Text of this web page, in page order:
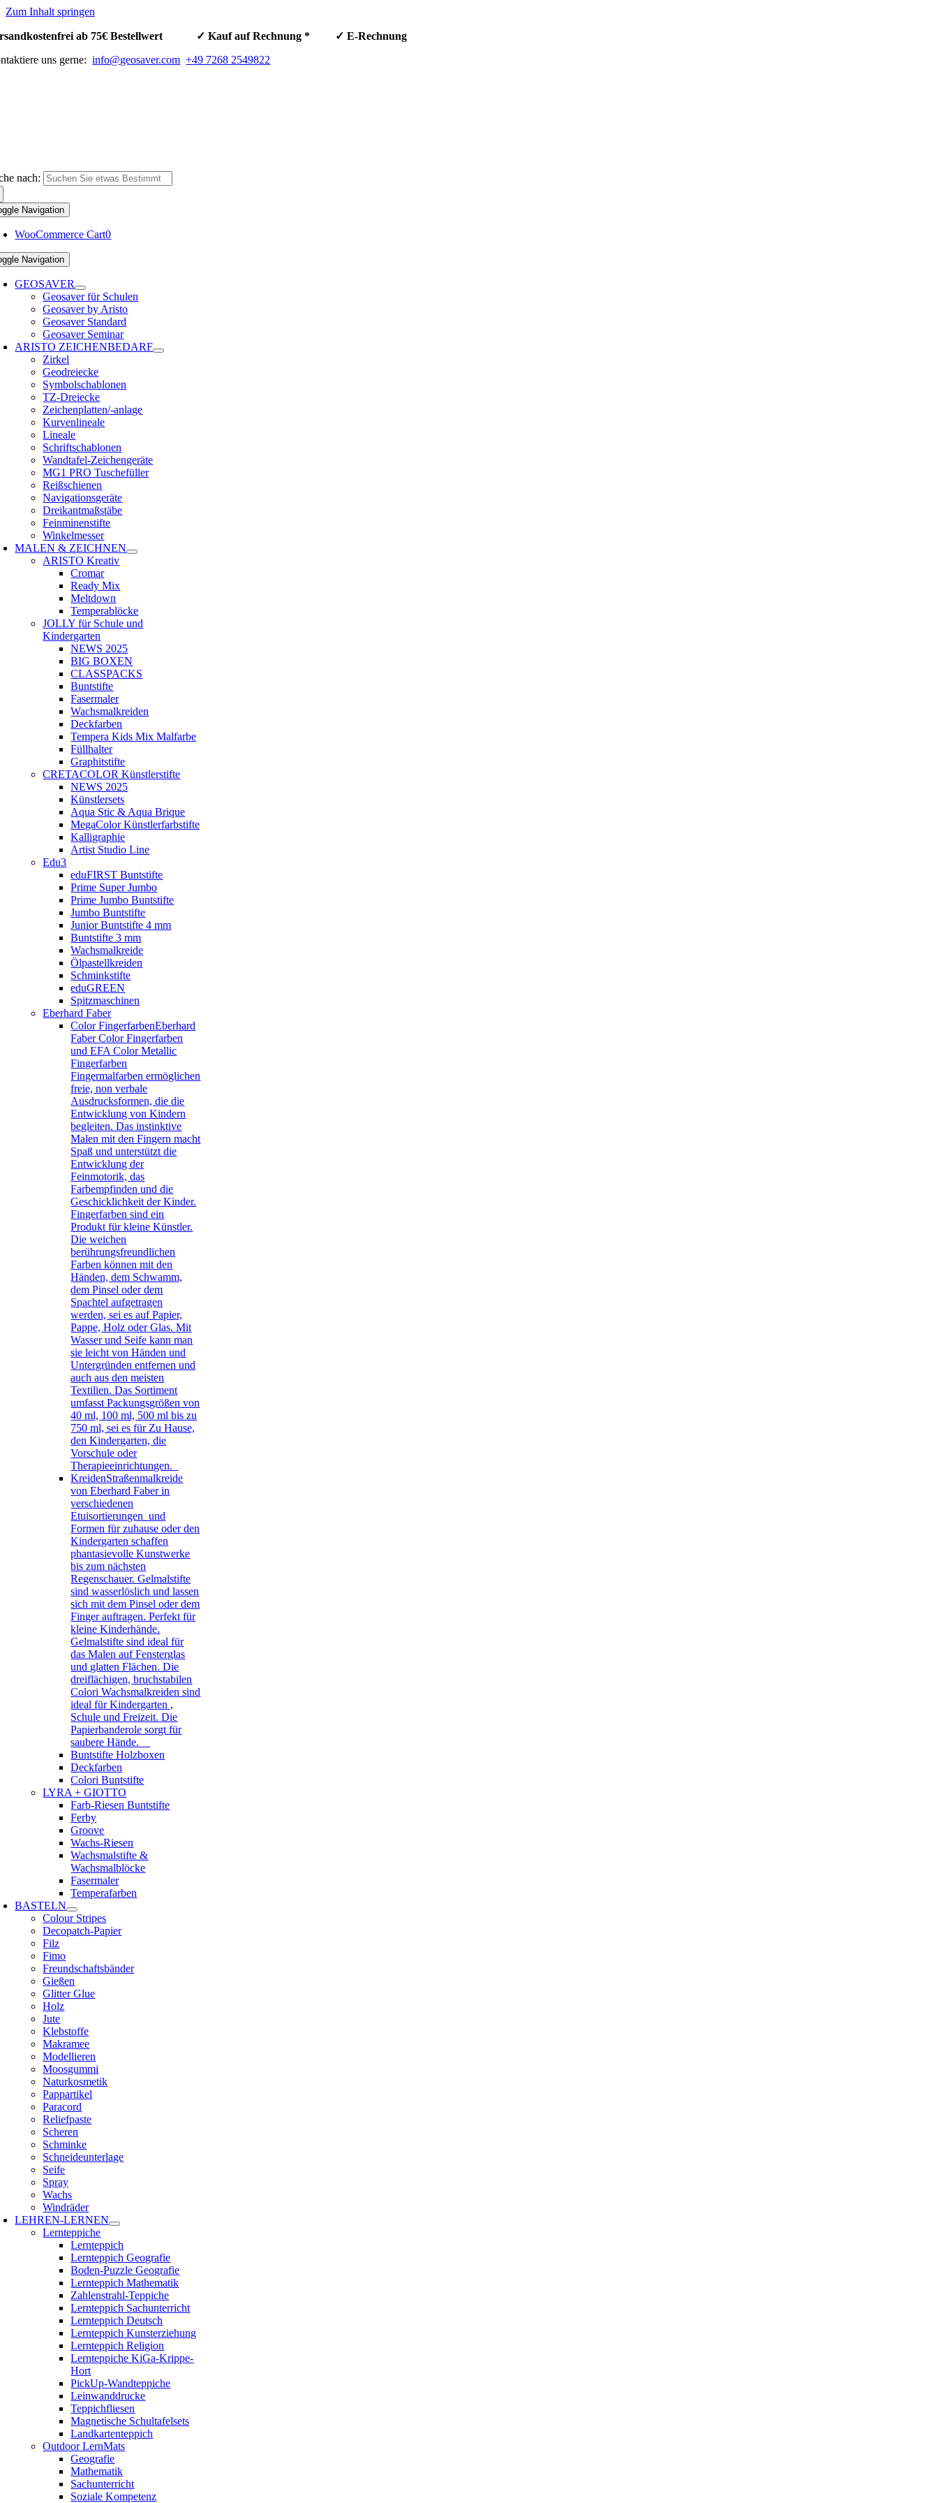
Zum Inhalt springen
ab 75€ Bestellwert ✓ Kauf auf Rechnung * ✓ E-Rechnung
uns gerne: info@geosaver.com +49 7268 2549822
nach:
Navigation
WooCommerce Cart0
Navigation
GEOSAVER
Geosaver für Schulen
Geosaver by Aristo
Geosaver Standard
Geosaver Seminar
ARISTO ZEICHENBEDARF
Zirkel
Geodreiecke
Symbolschablonen
TZ-Dreiecke
Zeichenplatten/-anlage
Kurvenlineale
Lineale
Schriftschablonen
Wandtafel-Zeichengeräte
MG1 PRO Tuschefüller
Reißschienen
Navigationsgeräte
Dreikantmaßstäbe
Feinminenstifte
Winkelmesser
MALEN & ZEICHNEN
ARISTO Kreativ
Cromar
Ready Mix
Meltdown
Temperablöcke
JOLLY für Schule und
Kindergarten
NEWS 2025
BIG BOXEN
CLASSPACKS
Buntstifte
Fasermaler
Wachsmalkreiden
Deckfarben
Tempera Kids Mix Malfarbe
Füllhalter
Graphitstifte
CRETACOLOR Künstlerstifte
NEWS 2025
Künstlersets
Aqua Stic & Aqua Brique
MegaColor Künstlerfarbstifte
Kalligraphie
Artist Studio Line
Edu3
eduFIRST Buntstifte
Prime Super Jumbo
Prime Jumbo Buntstifte
Jumbo Buntstifte
Junior Buntstifte 4 mm
Buntstifte 3 mm
Wachsmalkreide
Ölpastellkreiden
Schminkstifte
eduGREEN
Spitzmaschinen
Eberhard Faber
Color FingerfarbenEberhard
Faber Color Fingerfarben
und EFA Color Metallic
Fingerfarben
Fingermalfarben ermöglichen
freie, non verbale
Ausdrucksformen, die die
Entwicklung von Kindern
begleiten. Das instinktive
Malen mit den Fingern macht
Spaß und unterstützt die
Entwicklung der
Feinmotorik, das
Farbempfinden und die
Geschicklichkeit der Kinder.
Fingerfarben sind ein
Produkt für kleine Künstler.
Die weichen
berührungsfreundlichen
Farben können mit den
Händen, dem Schwamm,
dem Pinsel oder dem
Spachtel aufgetragen
werden, sei es auf Papier,
Pappe, Holz oder Glas. Mit
Wasser und Seife kann man
sie leicht von Händen und
Untergründen entfernen und
auch aus den meisten
Textilien. Das Sortiment
umfasst Packungsgrößen von
40 ml, 100 ml, 500 ml bis zu
750 ml, sei es für Zu Hause,
den Kindergarten, die
Vorschule oder
Therapieeinrichtungen.
KreidenStraßenmalkreide
von Eberhard Faber in
verschiedenen
Etuisortierungen und
Formen für zuhause oder den
Kindergarten schaffen
phantasievolle Kunstwerke
bis zum nächsten
Regenschauer. Gelmalstifte
sind wasserlöslich und lassen
sich mit dem Pinsel oder dem
Finger auftragen. Perfekt für
kleine Kinderhände.
Gelmalstifte sind ideal für
das Malen auf Fensterglas
und glatten Flächen. Die
dreiflächigen, bruchstabilen
Colori Wachsmalkreiden sind
ideal für Kindergarten ,
Schule und Freizeit. Die
Papierbanderole sorgt für
saubere Hände.
Buntstifte Holzboxen
Deckfarben
Colori Buntstifte
LYRA + GIOTTO
Farb-Riesen Buntstifte
Ferby
Groove
Wachs-Riesen
Wachsmalstifte &
Wachsmalblöcke
Fasermaler
Temperafarben
BASTELN
Colour Stripes
Decopatch-Papier
Filz
Fimo
Freundschaftsbänder
Gießen
Glitter Glue
Holz
Jute
Klebstoffe
Makramee
Modellieren
Moosgummi
Naturkosmetik
Pappartikel
Paracord
Reliefpaste
Scheren
Schminke
Schneideunterlage
Seife
Spray
Wachs
Windräder
LEHREN-LERNEN
Lernteppiche
Lernteppich
Lernteppich Geografie
Boden-Puzzle Geografie
Lernteppich Mathematik
Zahlenstrahl-Teppiche
Lernteppich Sachunterricht
Lernteppich Deutsch
Lernteppich Kunsterziehung
Lernteppich Religion
Lernteppiche KiGa-Krippe-
Hort
PickUp-Wandteppiche
Leinwanddrucke
Teppichfliesen
Magnetische Schultafelsets
Landkartenteppich
Outdoor LernMats
Geografie
Mathematik
Sachunterricht
Soziale Kompetenz